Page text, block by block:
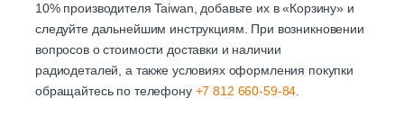
10% производителя Taiwan, добавьте их в «Корзину» и
следуйте дальнейшим инструкциям. При возникновении
вопросов о стоимости доставки и наличии
радиодеталей, а также условиях оформления покупки
обращайтесь по телефону +7 812 660-59-84.